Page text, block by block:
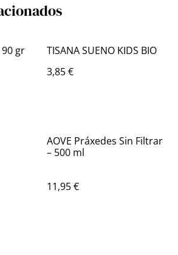
gr
TISANA SUENO KIDS BIO
3,85 €
AOVE Práxedes Sin Filtrar
– 500 ml
11,95 €